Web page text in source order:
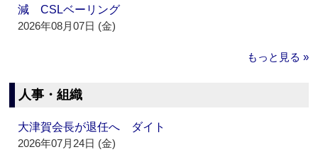
減 CSLベーリング
2026年08月07日 (金)
もっと見る »
人事・組織
大津賀会長が退任へ ダイト
2026年07月24日 (金)